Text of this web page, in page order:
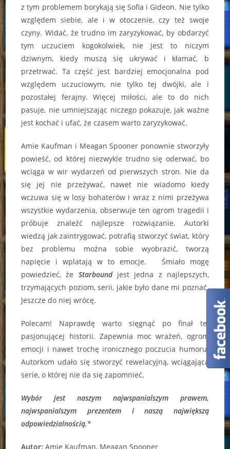
z tym problemem borykają się Sofia i Gideon. Nie tylko
względem siebie, ale i w otoczenie, czy też swoje
czyny. Widać, że trudno im zaryzykować, by obdarzyć
tym uczuciem kogokolwiek, nie jest to niczym
dziwnym, kiedy muszą się ukrywać i kłamać, b
przetrwać. Ta część jest bardziej emocjonalna pod
względem uczuciowym, nie tylko tej dwójki, ale i
pozostałej ferajny. Więcej miłości, ale to do nich
pasuje, nie umniejszając niczego pokazuje, jak ważne
jest kochać i ufać, że czasem warto zaryzykować.
Amie Kaufman i Meagan Spooner ponownie stworzyły
powieść, od której niezwykle trudno się oderwać, bo
wciąga w wir wydarzeń od pierwszych stron. Nie da
się jej nie przeżywać, nawet nie wiadomo kiedy
wczuwa się w losy bohaterów i wraz z nimi przeżywa
wszystkie wydarzenia, obserwuje ten ogrom tragedii i
próbuje znaleźć najlepsze rozwiązanie. Autorki
wiedzą jak zaintrygować, potrafią stworzyć świat, który
bez problemu można sobie wyobrazić, tworzą
napięcie i wplatają w to emocje. Śmiało mogę
powiedzieć, że Starboundjest jedna z najlepszych,
trzymających poziom, serii, jakie było dane mi poznać.
Jeszcze do niej wrócę.
Polecam! Naprawdę warto sięgnąć po finał tej
pasjonującej historii. Zapewnia moc wrażeń, ogrom
emocji i nawet trochę ironicznego poczucia humoru.
Autorkom udało się stworzyć rewelacyjną, wciągającą
serie, o której nie da się zapomnieć.
Wybór jest naszym najwspanialszym prawem,
najwspanialszym prezentem i naszą największą
odpowiedzialnością.*
Autor: Amie Kaufman, Meagan Spooner